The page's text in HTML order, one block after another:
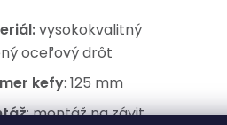
vysokokvalitný
oceľový drôt
kefy: 125 mm
: montáž na závit